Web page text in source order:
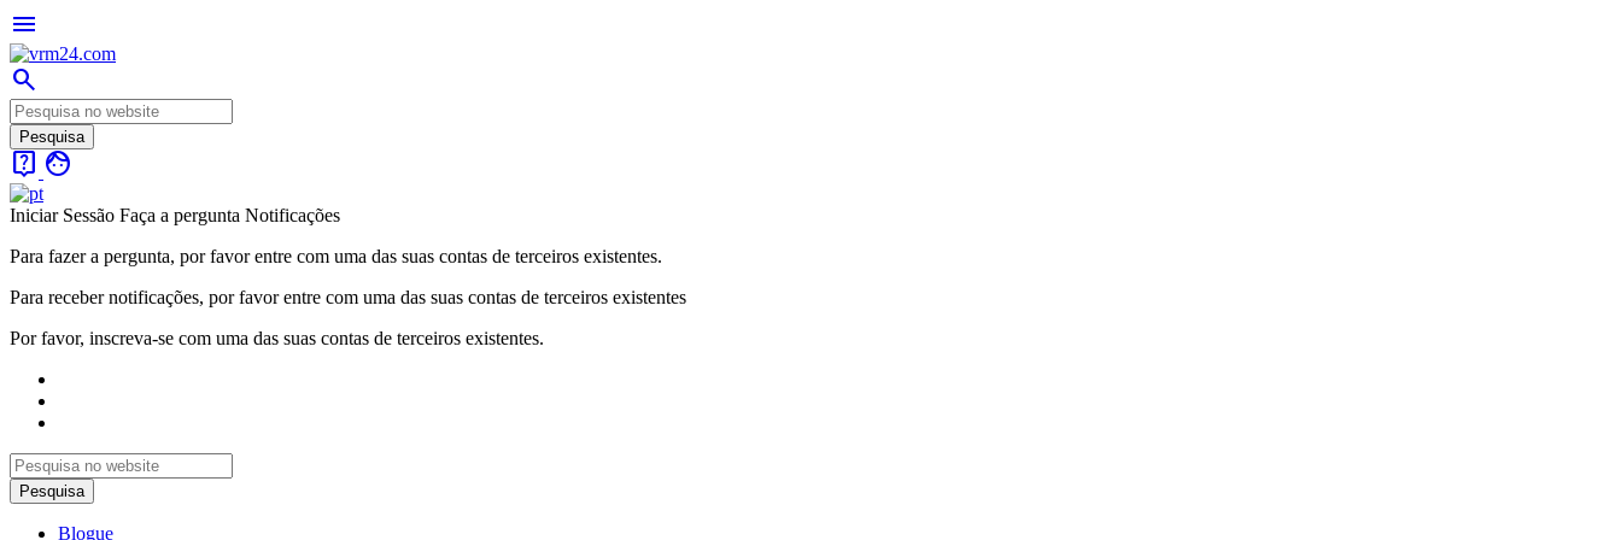
menu
search
live_help face
Iniciar Sessão Faça a pergunta Notificações
Para fazer a pergunta, por favor entre com uma das suas contas de terceiros existentes.
Para receber notificações, por favor entre com uma das suas contas de terceiros existentes
Por favor, inscreva-se com uma das suas contas de terceiros existentes.
Blogue